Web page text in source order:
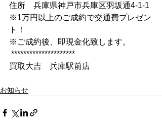
住所　兵庫県神戸市兵庫区羽坂通4-1-1
※1万円以上のご成約で交通費プレゼン
ト！
※ご成約後、即現金化致します。
*********************
買取大吉　兵庫駅前店
お知らせ